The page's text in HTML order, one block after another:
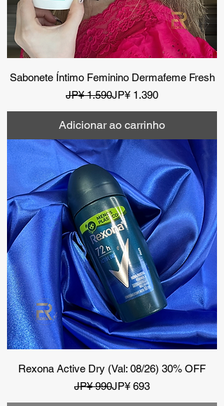
Sabonete Íntimo Feminino Dermafeme Fresh
Preço normal
JP¥ 1.590Preço promocional
JP¥ 1.390
Adicionar ao carrinho
Rexona Active Dry (Val: 08/26) 30% OFF
Preço normal
JP¥ 990Preço promocional
JP¥ 693